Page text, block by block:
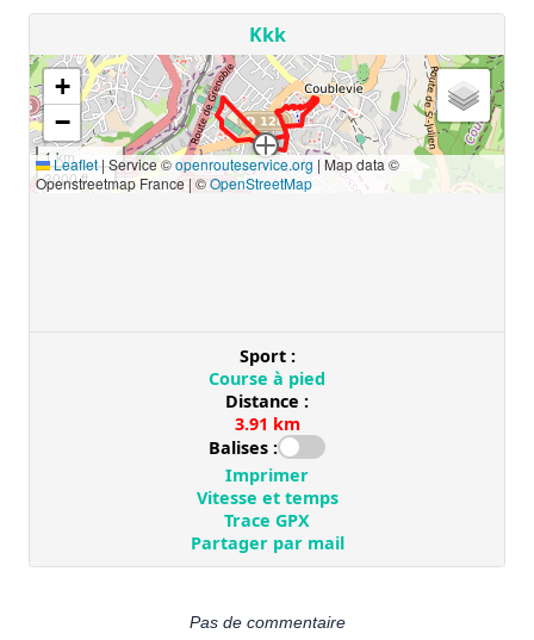
Pas de commentaire